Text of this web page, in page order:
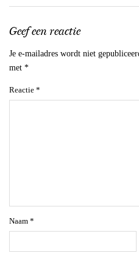
Geef een reactie
Je e-mailadres wordt niet
met *
Reactie *
Naam *